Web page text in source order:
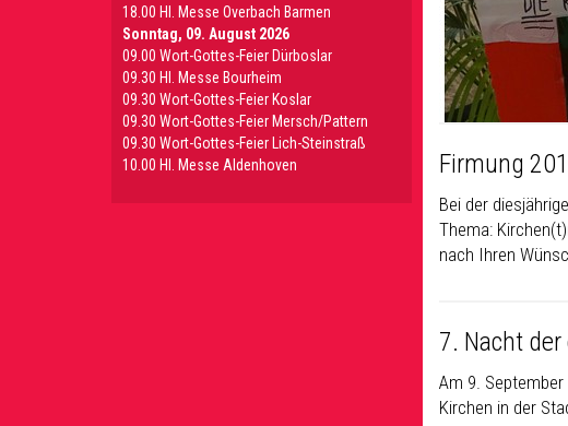
Firmung
Bei der
Thema:
nach Ihren
7. Nacht
Am 9.
Kirchen in der
18.00 Hl. Messe Overbach Barmen
Sonntag, 09. August 2026
09.00 Wort-Gottes-Feier Dürboslar
09.30 HI. Messe Bourheim
09.30 Wort-Gottes-Feier Koslar
09.30 Wort-Gottes-Feier Mersch/Pattern
09.30 Wort-Gottes-Feier Lich-Steinstraß
10.00 Hl. Messe Aldenhoven